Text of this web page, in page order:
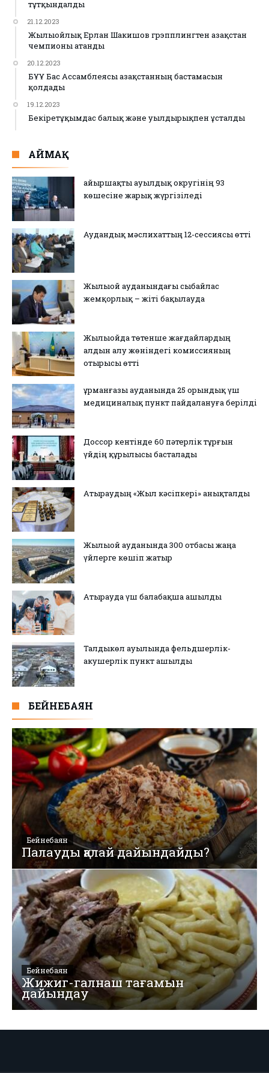
тұтқындалды
21.12.2023
Жылыойлық Ерлан Шакишов грэпплингтен Қазақстан
чемпионы атанды
20.12.2023
БҰҰ Бас Ассамблеясы Қазақстанның бастамасын
қолдады
19.12.2023
Бекіретұқымдас балық және уылдырықпен ұсталды
АЙМАҚ
Қайыршақты ауылдық округінің 93
көшесіне жарық жүргізіледі
Аудандық мәслихаттың 12-сессиясы өтті
Жылыой ауданындағы сыбайлас
жемқорлық – жіті бақылауда
Жылыойда төтенше жағдайлардың
алдын алу жөніндегі комиссияның
отырысы өтті
Құрманғазы ауданында 25 орындық үш
медициналық пункт пайдалануға берілді
Доссор кентінде 60 пәтерлік тұрғын
үйдің құрылысы басталады
Атыраудың «Жыл кәсіпкері» анықталды
Жылыой ауданында 300 отбасы жаңа
үйлерге көшіп жатыр
Атырауда үш балабақша ашылды
Талдыкөл ауылында фельдшерлік-
акушерлік пункт ашылды
БЕЙНЕБАЯН
Бейнебаян
Палауды қалай дайындайды?
Бейнебаян
Жижиг-галнаш тағамын
дайындау